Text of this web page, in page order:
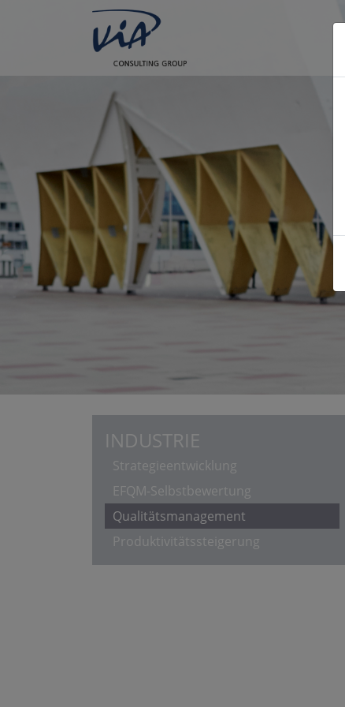
INDUSTRIE
Strategieentwicklung
EFQM-Selbstbewertung
Qualitätsmanagement
Produktivitätssteigerung